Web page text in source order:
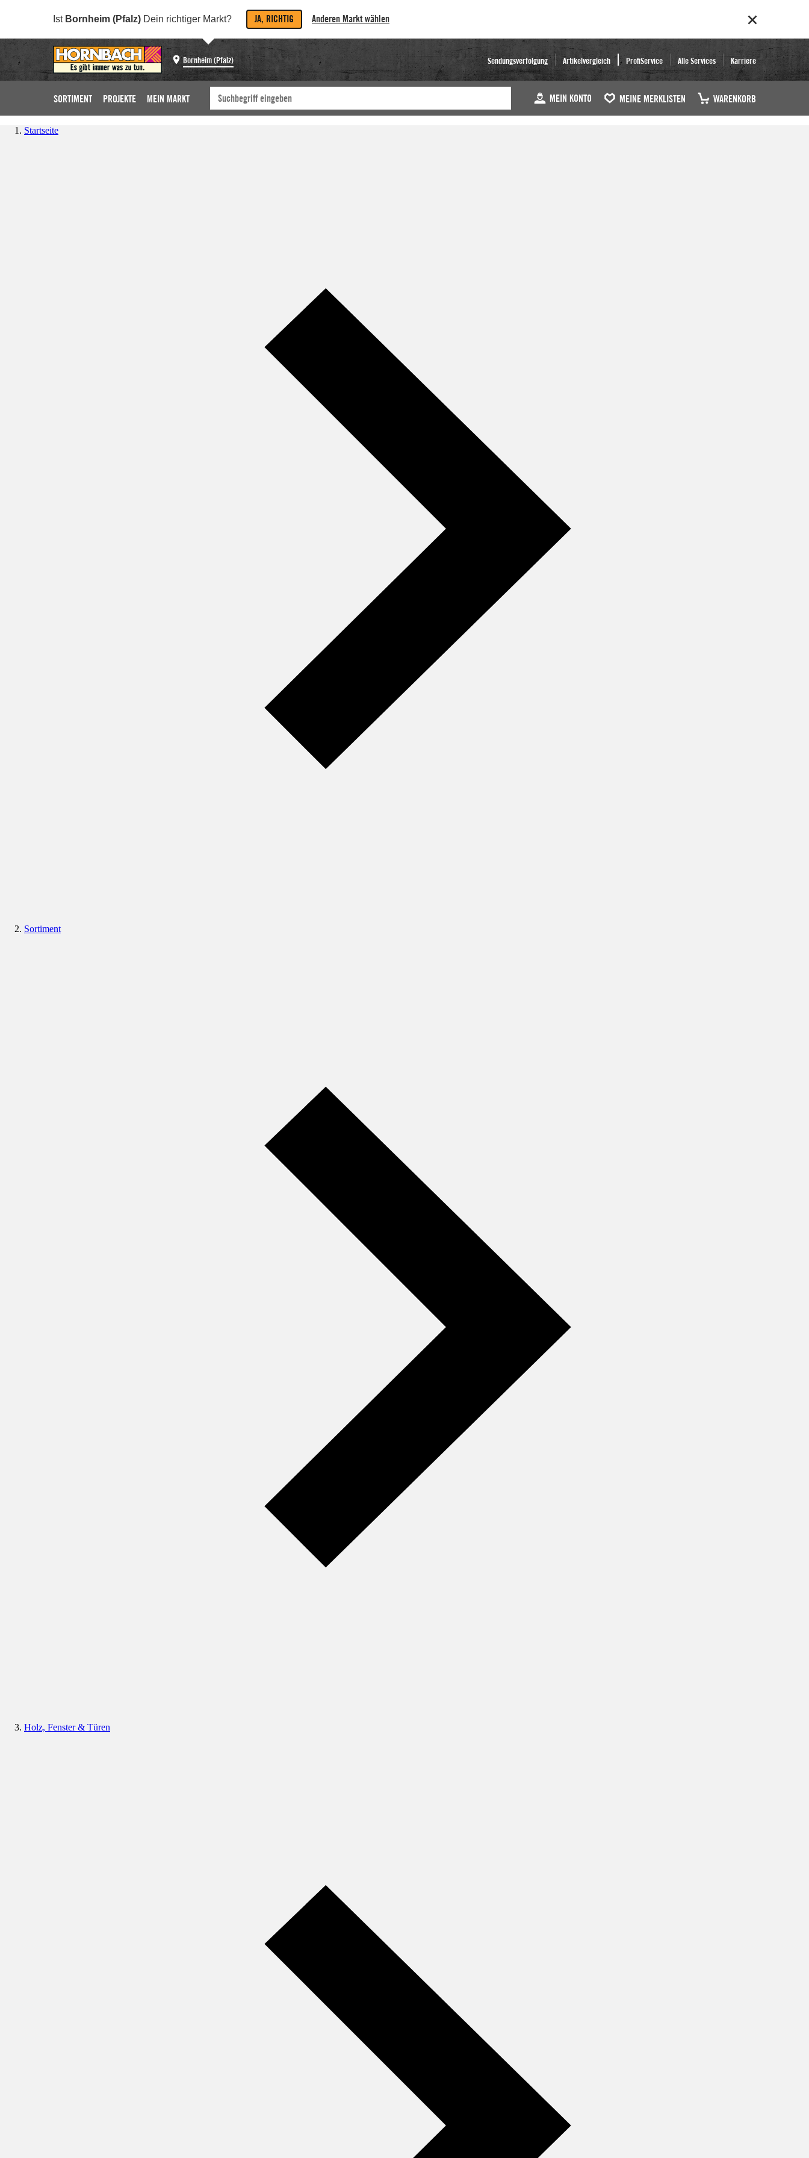
Ist Bornheim (Pfalz) Dein richtiger Markt? JA, RICHTIG Anderen Markt wählen
Bornheim (Pfalz) Sendungsverfolgung Artikelvergleich ProfiService Alle Services Karriere
SORTIMENT PROJEKTE MEIN MARKT MEIN KONTO MEINE MERKLISTEN WARENKORB
Startseite
Sortiment
Holz, Fenster & Türen